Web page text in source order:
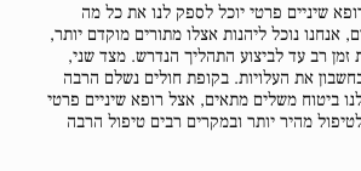
שיניים פרטי יוכל לספק לנו את כל מה
אנחנו נוכל ליהנות אצלו מתורים מוקדם יותר,
רב עד לביצוע התהליך הנדרש. מצד שני,
את העלויות. בקופת חולים נשלם הרבה
ביטוח משלים מתאים, אצל רופא שיניים פרטי
מהיר יותר ובמקרים רבים טיפול הרבה